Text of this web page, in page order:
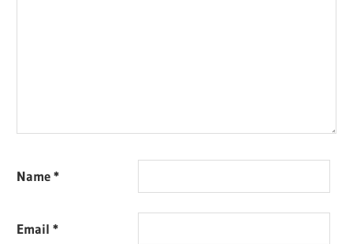
Name*
Email*